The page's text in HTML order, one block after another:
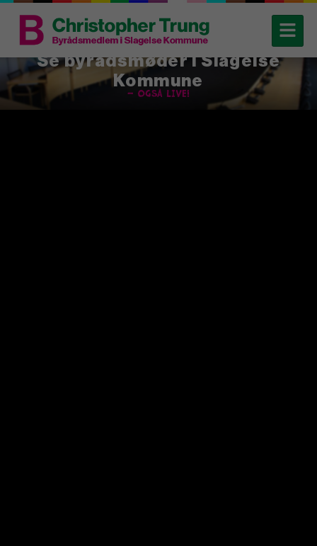
Se byrådsmøder i Slagelse
Kommune
– også live!